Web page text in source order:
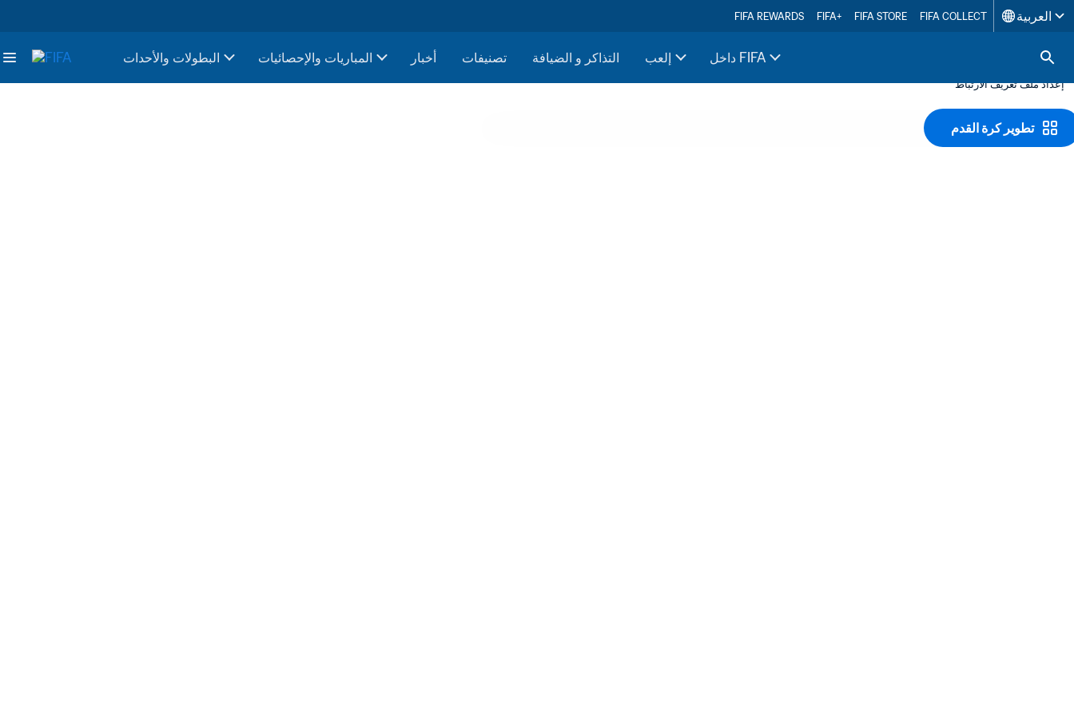
FIFA REWARDS FIFA+ FIFA STORE FIFA COLLECT العربية
البطولات والأحدات المباريات والإحصائيات أخبار تصنيفات التذاكر و الضيافة إلعب داخل FIFA
تطوير كرة القدم
إعداد ملف تعريف الارتباط